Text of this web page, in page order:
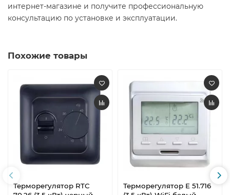
интернет-магазине и получите профессиональную
консультацию по установке и эксплуатации.​
Похожие товары
Терморегулятор RTC
Терморегулятор E 51.716